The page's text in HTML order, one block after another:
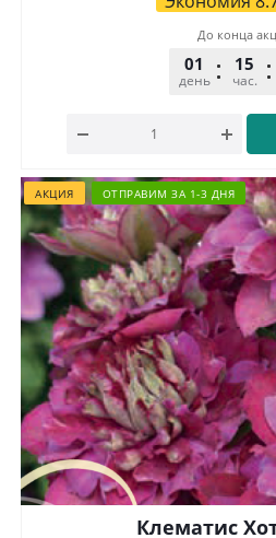
До конца
01
день
15
час.
АКЦИЯ ОТПРАВИМ ЗА 1-3 ДНЯ
Клематис